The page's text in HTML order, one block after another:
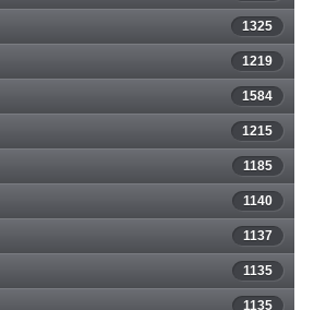
1325
1219
1584
1215
1185
1140
1137
1135
1135